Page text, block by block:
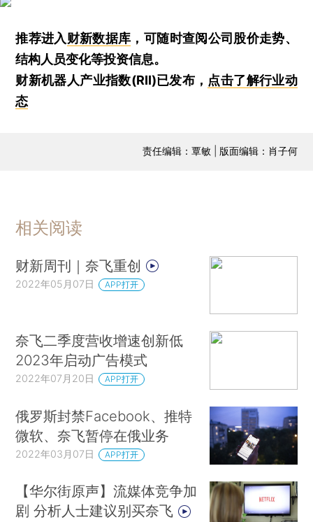
推荐进入财新数据库 ，可随时查阅公司股价走势、
结构人员变化等投资信息。
财新机器人产业指数(RII)已发布， 点击了解行业动
态
责任编辑：覃敏 | 版面编辑：肖子何
相关阅读
财新周刊｜奈飞重创
2022年05月07日 APP打开
奈飞二季度营收增速创新低
2023年启动广告模式
2022年07月20日 APP打开
俄罗斯封禁Facebook、推特
微软、奈飞暂停在俄业务
2022年03月07日 APP打开
【华尔街原声】流媒体竞争加
剧 分析人士建议别买奈飞